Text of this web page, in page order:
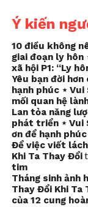
Ý kiến
10 điều không
giai đoạn ly hôn
xã hội P1: “Ly
Yêu bạn đời
hạnh phúc ⋆ Vui
mối quan hệ
Lan tỏa năng
phát triển ⋆ Vui
ơn để hạnh
Để việc viết
Khi Ta Thay Đổi
tim
Tháng sinh ảnh
Thay Đổi Khi Ta
của 12 cung